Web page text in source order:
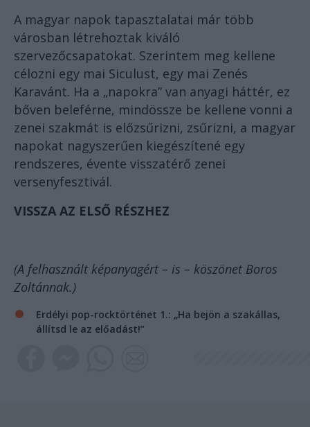
A magyar napok tapasztalatai már több
városban létrehoztak kiváló
szervezőcsapatokat. Szerintem meg kellene
célozni egy mai Siculust, egy mai Zenés
Karavánt. Ha a „napokra” van anyagi háttér, ez
bőven beleférne, mindössze be kellene vonni a
zenei szakmát is előzsűrizni, zsűrizni, a magyar
napokat nagyszerűen kiegészítené egy
rendszeres, évente visszatérő zenei
versenyfesztivál.
VISSZA AZ ELSŐ RÉSZHEZ
(A felhasznált képanyagért – is – köszönet Boros
Zoltánnak.)
Erdélyi pop-rocktörténet 1.: „Ha bejön a szakállas,
állítsd le az előadást!”